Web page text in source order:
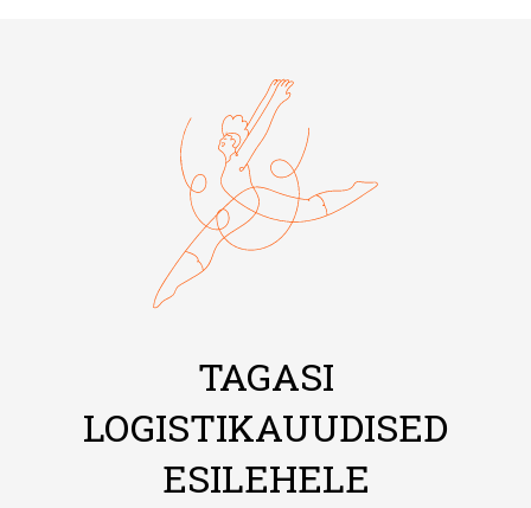
TAGASI
LOGISTIKAUUDISED
ESILEHELE